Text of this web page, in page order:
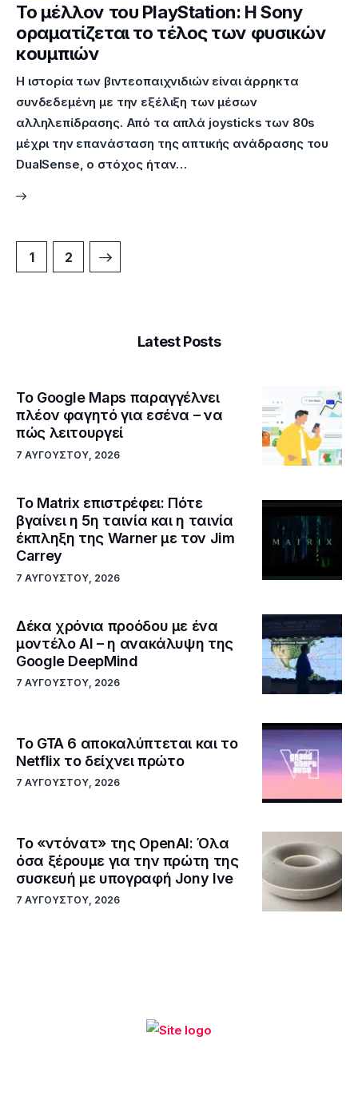
Το μέλλον του PlayStation: Η Sony
οραματίζεται το τέλος των φυσικών
κουμπιών
Η ιστορία των βιντεοπαιχνιδιών είναι άρρηκτα
συνδεδεμένη με την εξέλιξη των μέσων
αλληλεπίδρασης. Από τα απλά joysticks των 80s
μέχρι την επανάσταση της απτικής ανάδρασης του
DualSense, ο στόχος ήταν…
1 2
Latest Posts
Το Google Maps παραγγέλνει
πλέον φαγητό για εσένα – να
πώς λειτουργεί
7 ΑΥΓΟΎΣΤΟΥ, 2026
Το Matrix επιστρέφει: Πότε
βγαίνει η 5η ταινία και η ταινία
έκπληξη της Warner με τον Jim
Carrey
7 ΑΥΓΟΎΣΤΟΥ, 2026
Δέκα χρόνια προόδου με ένα
μοντέλο ΑΙ – η ανακάλυψη της
Google DeepMind
7 ΑΥΓΟΎΣΤΟΥ, 2026
Το GTA 6 αποκαλύπτεται και το
Netflix το δείχνει πρώτο
7 ΑΥΓΟΎΣΤΟΥ, 2026
Το «ντόνατ» της OpenAI: Όλα
όσα ξέρουμε για την πρώτη της
συσκευή με υπογραφή Jony Ive
7 ΑΥΓΟΎΣΤΟΥ, 2026